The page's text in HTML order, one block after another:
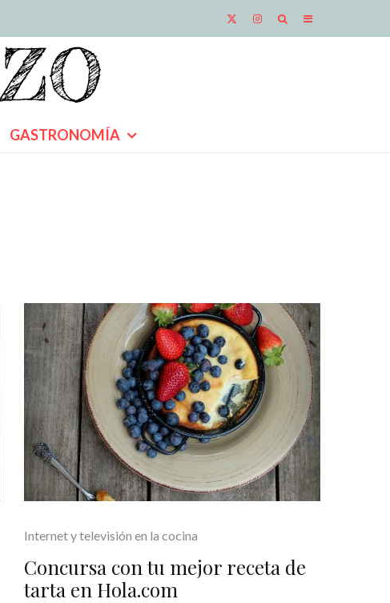
GASTRONOMÍA
Internet y televisión en la cocina
Concursa con tu mejor receta de
tarta en Hola.com